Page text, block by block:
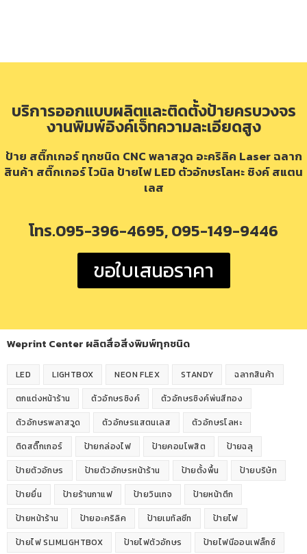
บริการออกแบบผลิตและติดตั้งป้ายครบวงจร
งานพิมพ์อิงค์เจ็ทความละเอียดสูง
ป้าย สติ๊กเกอร์ ทุกชนิด CNC พลาสวูด อะคริลิค Laser ฉลาก
สินค้า สติ๊กเกอร์ ไวนิล ป้ายไฟ LED ตัวอักษรโลหะ ซิงค์ สแตน
เลส
โทร.095-396-4695, 095-149-9446
ขอใบเสนอราคา
Weprint Center ผลิตสื่อสิ่งพิมพ์ทุกชนิด
LED LIGHTBOX NEON FLEX STANDY
ฉลากสินค้า
ตกแต่งหน้าร้าน
ตัวอักษรซิงค์
ตัวอักษรซิงค์พ่นสีทอง
ตัวอักษรพลาสวูด
ตัวอักษรแสตนเลส
ตัวอักษรโลหะ
ติดสติ๊กเกอร์
ป้ายกล่องไฟ ป้ายคอมโพสิต
ป้ายฉลุ
ป้ายตัวอักษร
ป้ายตัวอักษรหน้าร้าน ป้ายตั้งพื้น
ป้ายบริษัท
ป้ายยื่น
ป้ายร้านกาแฟ ป้ายวินเทจ
ป้ายหน้าตึก
ป้ายหน้าร้าน
ป้ายอะคริลิค ป้ายเมทัลชีท
ป้ายไฟ
ป้ายไฟ SLIMLIGHTBOX
ป้ายไฟตัวอักษร ป้ายไฟนีออนเฟล็กซ์